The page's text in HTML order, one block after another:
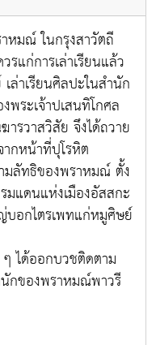
หมณ์ ในกรุงสาวัตถี
แก่การเล่าเรียนแล้ว
ล่าเรียนศิลปะในสำนัก
ระเจ้าปเสนทิโกศล
รวาสวิสัย จึงได้ถวาย
กหน้าที่ปุโรหิต
ลัทธิของพราหมณ์ ตั้ง
มแดนแห่งเมืองอัสสกะ
บอกไตรเพทแก่หมูศิษย์
ด้ออกบวชติดตาม
กของพราหมณ์พาวรี